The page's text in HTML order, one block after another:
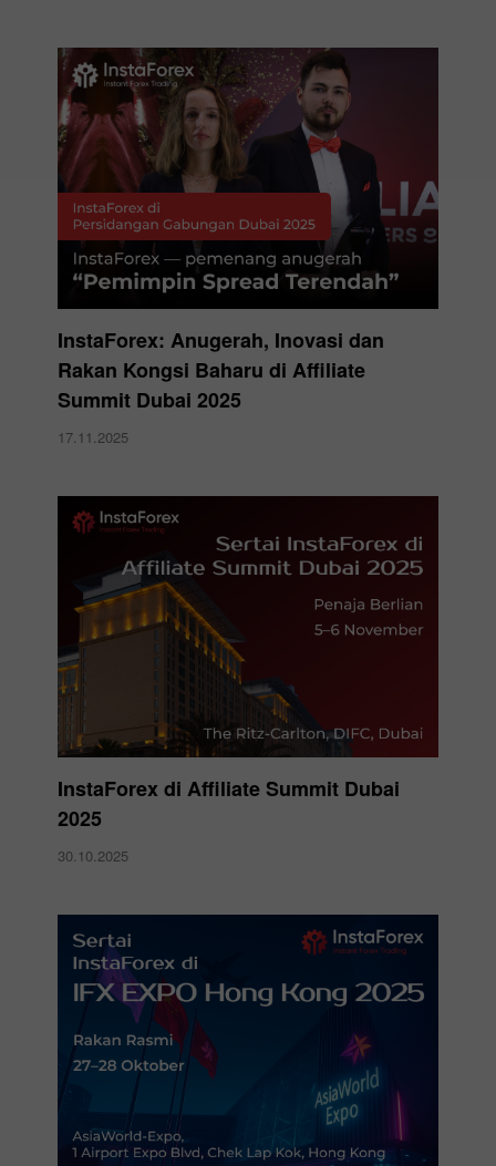
InstaForex: Anugerah, Inovasi dan
Rakan Kongsi Baharu di Affiliate
Summit Dubai 2025
17.11.2025
InstaForex di Affiliate Summit Dubai
2025
30.10.2025